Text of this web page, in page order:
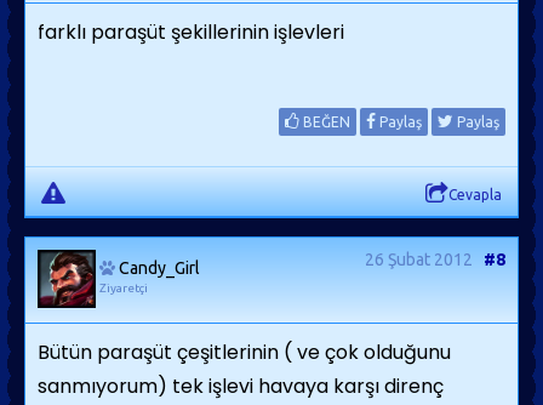
farklı paraşüt şekillerinin işlevleri
BEĞEN Paylaş Paylaş
Cevapla
Candy_Girl
Ziyaretçi
26 Şubat 2012 #8
Bütün paraşüt çeşitlerinin ( ve çok olduğunu
sanmıyorum) tek işlevi havaya karşı direnç